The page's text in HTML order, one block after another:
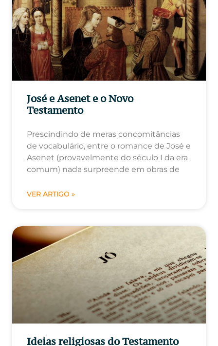
José e Asenet e o Novo
Testamento
Prescindindo de meras concomitâncias
de vocabulário, entre o romance de José e
Asenet (provavelmente do século I da era
comum) nada surpreende em obras de
VER ARTIGO »
Ideias religiosas do Testamento